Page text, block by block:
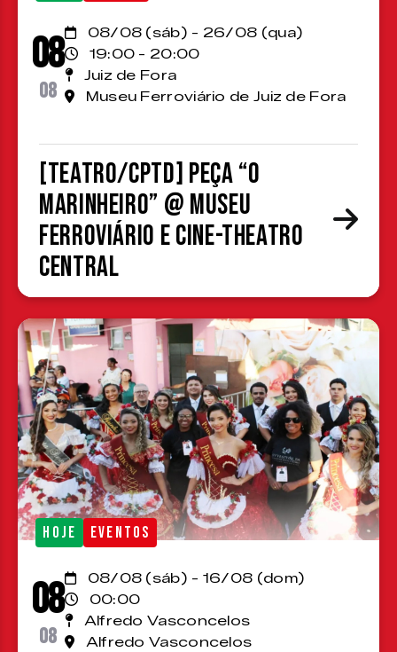
08
08
08/08 (sáb) - 26/08 (qua)
19:00 - 20:00
Juiz de Fora
Museu Ferroviário de Juiz de Fora
[TEATRO/CPTD] Peça “O
Marinheiro” @ Museu
Ferroviário e Cine-Theatro
Central
HOJE EVENTOS
08
08
08/08 (sáb) - 16/08 (dom)
00:00
Alfredo Vasconcelos
Alfredo Vasconcelos